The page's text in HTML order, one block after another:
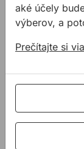
aké účely
výberov, a
Prečítajte si